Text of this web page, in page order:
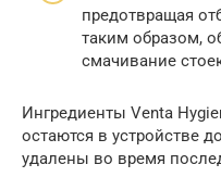
предотвращая
таким образом,
смачивание
Ингредиенты Venta
остаются в устройстве
удалены во время